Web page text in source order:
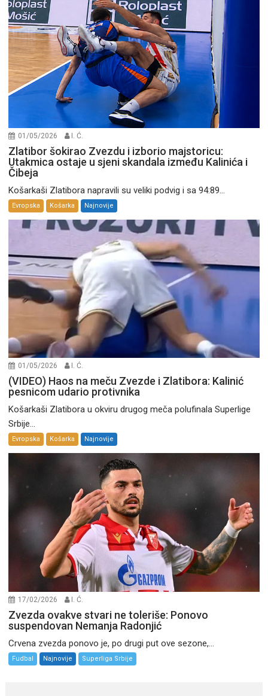
01/05/2026 I. Ć.
Zlatibor šokirao Zvezdu i izborio majstoricu:
Utakmica ostaje u sjeni skandala između Kalinića i
Čibeja
Košarkaši Zlatibora napravili su veliki podvig i sa 94:89...
Evropska Košarka Najnovije
01/05/2026 I. Ć.
(VIDEO) Haos na meču Zvezde i Zlatibora: Kalinić
pesnicom udario protivnika
Košarkaši Zlatibora u okviru drugog meča polufinala Superlige
Srbije...
Evropska Košarka Najnovije
17/02/2026 I. Ć.
Zvezda ovakve stvari ne toleriše: Ponovo
suspendovan Nemanja Radonjić
Crvena zvezda ponovo je, po drugi put ove sezone,...
Fudbal Najnovije Superliga Srbije